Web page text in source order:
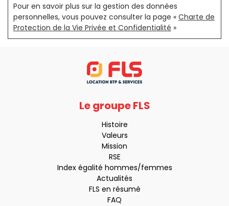
Pour en savoir plus sur la gestion des données
personnelles, vous pouvez consulter la page « Charte de
Protection de la Vie Privée et Confidentialité »
Le groupe FLS
Histoire
Valeurs
Mission
RSE
Index égalité hommes/femmes
Actualités
FLS en résumé
FAQ